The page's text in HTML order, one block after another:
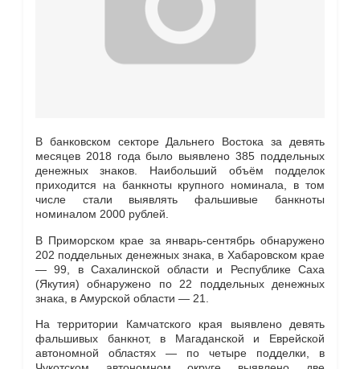
В банковском секторе Дальнего Востока за девять
месяцев 2018 года было выявлено 385 поддельных
денежных знаков. Наибольший объём подделок
приходится на банкноты крупного номинала, в том
числе стали выявлять фальшивые банкноты
номиналом 2000 рублей.
В Приморском крае за январь-сентябрь обнаружено
202 поддельных денежных знака, в Хабаровском крае
— 99, в Сахалинской области и Республике Саха
(Якутия) обнаружено по 22 поддельных денежных
знака, в Амурской области — 21.
На территории Камчатского края выявлено девять
фальшивых банкнот, в Магаданской и Еврейской
автономной областях — по четыре подделки, в